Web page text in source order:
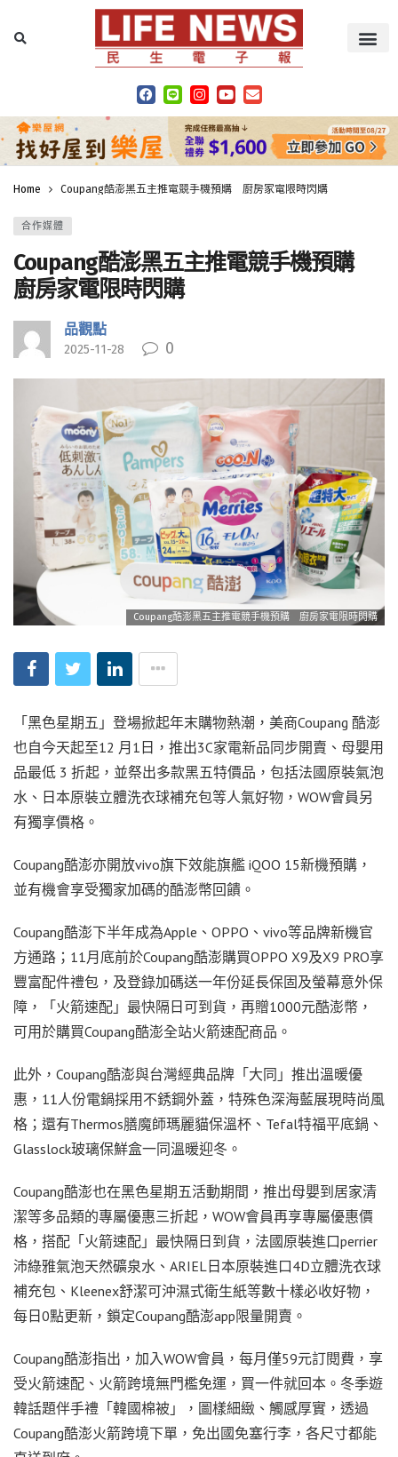
Home Coupang酷澎黑五主推電競手機預購 廚房家電限時閃購
合作媒體
Coupang酷澎黑五主推電競手機預購
廚房家電限時閃購
品觀點
2025-11-28 0
Coupang酷澎黑五主推電競手機預購 廚房家電限時閃購
「黑色星期五」登場掀起年末購物熱潮，美商Coupang 酷澎
也自今天起至12 月1日，推出3C家電新品同步開賣、母嬰用
品最低 3 折起，並祭出多款黑五特價品，包括法國原裝氣泡
水、日本原裝立體洗衣球補充包等人氣好物，WOW會員另
有獨享價格。
Coupang酷澎亦開放vivo旗下效能旗艦 iQOO 15新機預購，
並有機會享受獨家加碼的酷澎幣回饋。
Coupang酷澎下半年成為Apple、OPPO、vivo等品牌新機官
方通路；11月底前於Coupang酷澎購買OPPO X9及X9 PRO享
豐富配件禮包，及登錄加碼送一年份延長保固及螢幕意外保
障，「火箭速配」最快隔日可到貨，再贈1000元酷澎幣，
可用於購買Coupang酷澎全站火箭速配商品。
此外，Coupang酷澎與台灣經典品牌「大同」推出溫暖優
惠，11人份電鍋採用不銹鋼外蓋，特殊色深海藍展現時尚風
格；還有Thermos膳魔師瑪麗貓保溫杯、Tefal特福平底鍋、
Glasslock玻璃保鮮盒一同溫暖迎冬。
Coupang酷澎也在黑色星期五活動期間，推出母嬰到居家清
潔等多品類的專屬優惠三折起，WOW會員再享專屬優惠價
格，搭配「火箭速配」最快隔日到貨，法國原裝進口perrier
沛綠雅氣泡天然礦泉水、ARIEL日本原裝進口4D立體洗衣球
補充包、Kleenex舒潔可沖濕式衛生紙等數十樣必收好物，
每日0點更新，鎖定Coupang酷澎app限量開賣。
Coupang酷澎指出，加入WOW會員，每月僅59元訂閱費，享
受火箭速配、火箭跨境無門檻免運，買一件就回本。冬季遊
韓話題伴手禮「韓國棉被」，圖樣細緻、觸感厚實，透過
Coupang酷澎火箭跨境下單，免出國免塞行李，各尺寸都能